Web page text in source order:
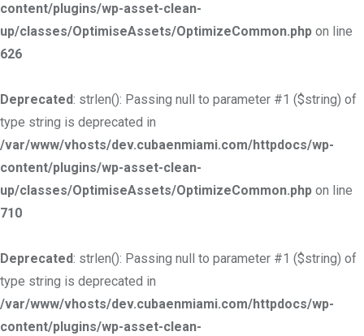
content/plugins/wp-asset-clean-
up/classes/OptimiseAssets/OptimizeCommon.php on line
626
Deprecated: strlen(): Passing null to parameter #1 ($string) of
type string is deprecated in
/var/www/vhosts/dev.cubaenmiami.com/httpdocs/wp-
content/plugins/wp-asset-clean-
up/classes/OptimiseAssets/OptimizeCommon.php on line
710
Deprecated: strlen(): Passing null to parameter #1 ($string) of
type string is deprecated in
/var/www/vhosts/dev.cubaenmiami.com/httpdocs/wp-
content/plugins/wp-asset-clean-